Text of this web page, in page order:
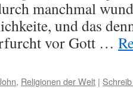
manchmal
und das
vor Gott …
, Religionen der Welt |